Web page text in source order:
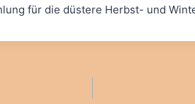
für die düstere Herbst- und